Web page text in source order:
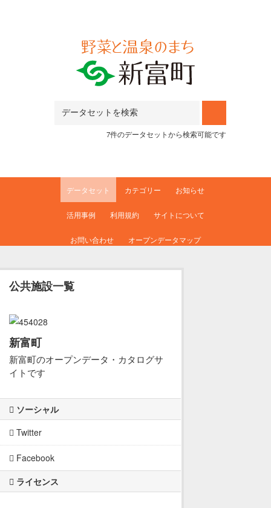
7件のデータセットから検索可能です
データセット カテゴリー お知らせ
活用事例 利用規約 サイトについて
お問い合わせ オープンデータマップ
公共施設一覧
新富町
新富町のオープンデータ・カタログサ
イトです
ソーシャル
Twitter
Facebook
ライセンス